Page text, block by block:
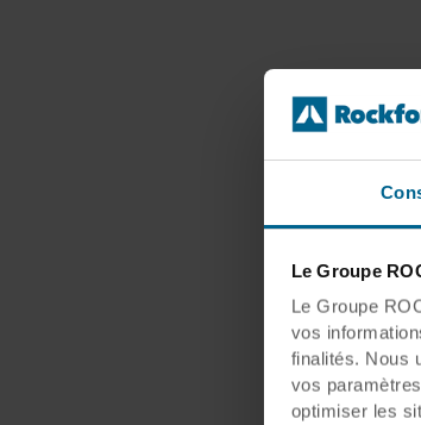
Le Groupe
Le Groupe
vos
finalités. Nous
vos
optimiser les